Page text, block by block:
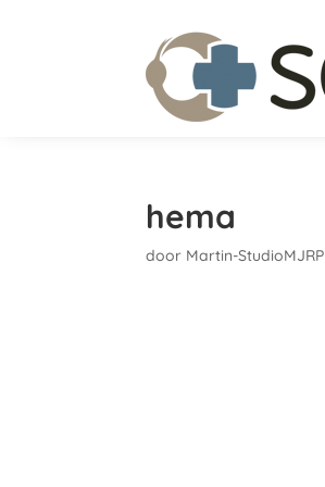
hema
door Martin-StudioMJRP